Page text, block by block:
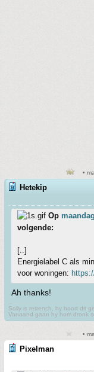
•
Hetekip
Op
volgende:
[..]
Energielabel C als
voor woningen:
Ah thanks!
Solly is retrench, hy hoort dit
Vanaand gaan hy hom dronk
•
Pixelman